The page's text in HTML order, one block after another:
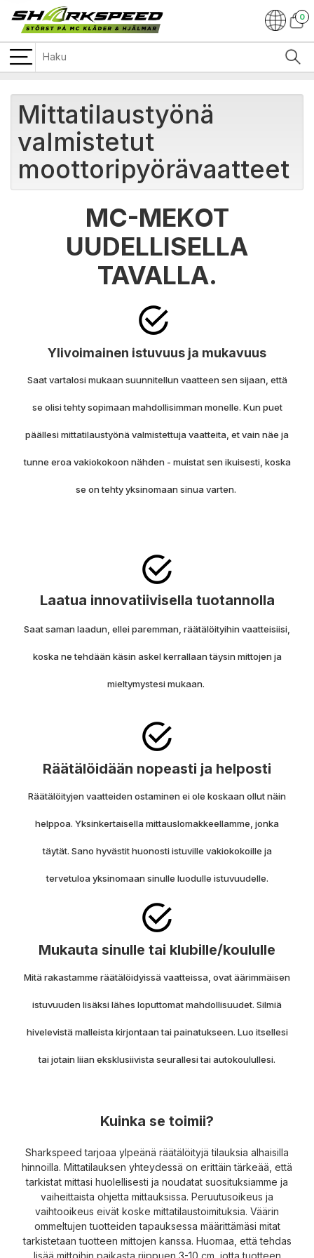
0
Mittatilaustyönä
valmistetut
moottoripyörävaatteet
MC-MEKOT
UUDELLISELLA
TAVALLA.
Ylivoimainen istuvuus ja mukavuus
Saat vartalosi mukaan suunnitellun vaatteen sen sijaan, että
se olisi tehty sopimaan mahdollisimman monelle. Kun puet
päällesi mittatilaustyönä valmistettuja vaatteita, et vain näe ja
tunne eroa vakiokokoon nähden - muistat sen ikuisesti, koska
se on tehty yksinomaan sinua varten.
Laatua innovatiivisella tuotannolla
Saat saman laadun, ellei paremman, räätälöityihin vaatteisiisi,
koska ne tehdään käsin askel kerrallaan täysin mittojen ja
mieltymystesi mukaan.
Räätälöidään nopeasti ja helposti
Räätälöityjen vaatteiden ostaminen ei ole koskaan ollut näin
helppoa. Yksinkertaisella mittauslomakkeellamme, jonka
täytät. Sano hyvästit huonosti istuville vakiokokoille ja
tervetuloa yksinomaan sinulle luodulle istuvuudelle.
Mukauta sinulle tai klubille/koululle
Mitä rakastamme räätälöidyissä vaatteissa, ovat äärimmäisen
istuvuuden lisäksi lähes loputtomat mahdollisuudet. Silmiä
hivelevistä malleista kirjontaan tai painatukseen. Luo itsellesi
tai jotain liian eksklusiivista seurallesi tai autokoulullesi.
Kuinka se toimii?
Sharkspeed tarjoaa ylpeänä räätälöityjä tilauksia alhaisilla
hinnoilla. Mittatilauksen yhteydessä on erittäin tärkeää, että
tarkistat mittasi huolellisesti ja noudatat suosituksiamme ja
vaiheittaista ohjetta mittauksissa. Peruutusoikeus ja
vaihtooikeus eivät koske mittatilaustoimituksia. Väärin
ommeltujen tuotteiden tapauksessa määrittämäsi mitat
tarkistetaan tuotteen mittojen kanssa. Huomaa, että tehdas